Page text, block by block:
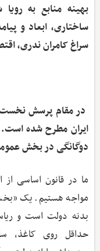
بهینه منابع به
ساختاری، ابعاد و
سراغ کامران ندری،
در مقام پرسش
ایران مطرح شده
دوگانگی در بخش
ما در قانون اساسی
مواجه هستیم. یک
بدنه دولت است و
حداقل روی کاغذ،